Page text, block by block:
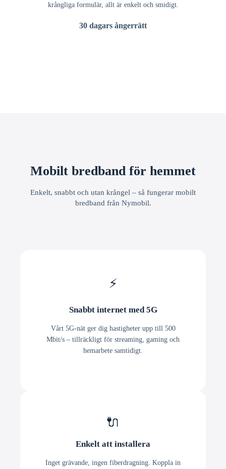
krångliga formulär, allt är enkelt och smidigt.
30 dagars ångerrätt
Mobilt bredband för hemmet
Enkelt, snabbt och utan krångel – så fungerar mobilt
bredband från Nymobil.
⚡
Snabbt internet med 5G
Vårt 5G-nät ger dig hastigheter upp till 500
Mbit/s – tillräckligt för streaming, gaming och
hemarbete samtidigt.
🔌
Enkelt att installera
Inget grävande, ingen fiberdragning. Koppla in